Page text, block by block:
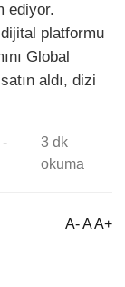
ediyor.
dijital platformu
Global
aldı, dizi
-
3 dk
okuma
A- A A+